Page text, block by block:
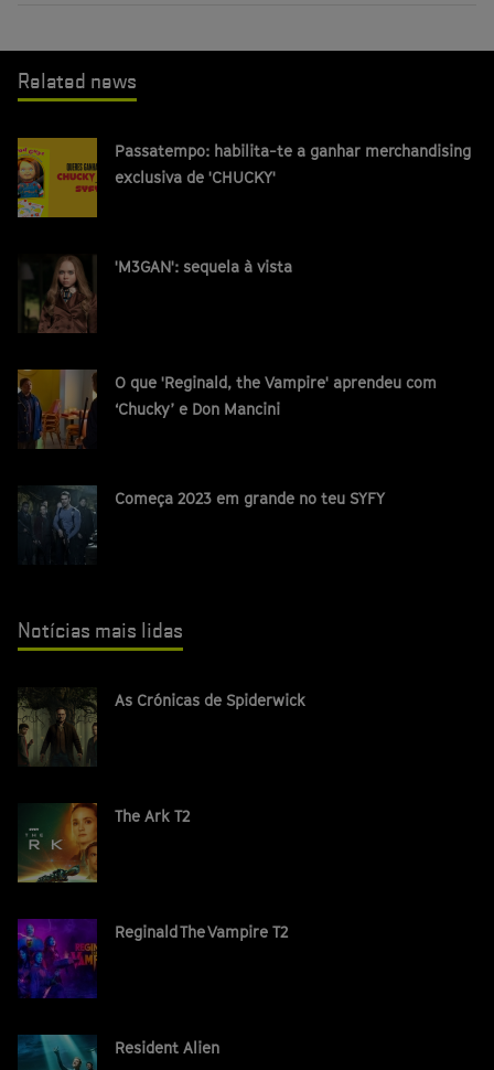
Related news
Passatempo: habilita-te a ganhar merchandising
exclusiva de 'CHUCKY'
'M3GAN': sequela à vista
O que 'Reginald, the Vampire' aprendeu com
‘Chucky’ e Don Mancini
Começa 2023 em grande no teu SYFY
Notícias mais lidas
As Crónicas de Spiderwick
The Ark T2
Reginald The Vampire T2
Resident Alien